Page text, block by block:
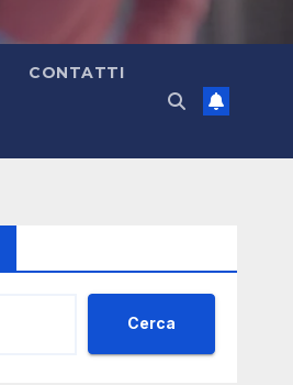
CONTATTI
Cerca